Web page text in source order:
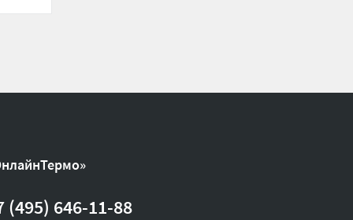
(495) 646-11-88